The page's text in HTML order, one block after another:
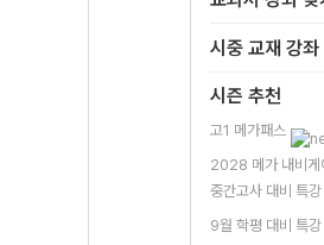
시중 교재 강좌
시즌 추천
고1 메가패스
2028 메가 내비게
중간고사 대비 특강
9월 학평 대비 특강